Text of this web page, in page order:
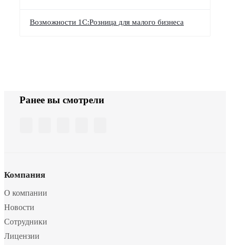
Возможности 1С:Розница для малого бизнеса
Ранее вы смотрели
Компания
О компании
Новости
Сотрудники
Лицензии